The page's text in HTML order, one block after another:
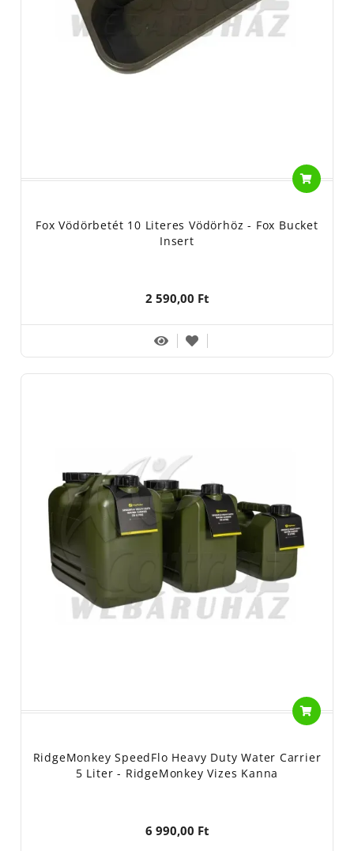
Fox Vödörbetét 10 Literes Vödörhöz - Fox Bucket
Insert
2 590,00 Ft
RidgeMonkey SpeedFlo Heavy Duty Water Carrier
5 Liter - RidgeMonkey Vizes Kanna
6 990,00 Ft